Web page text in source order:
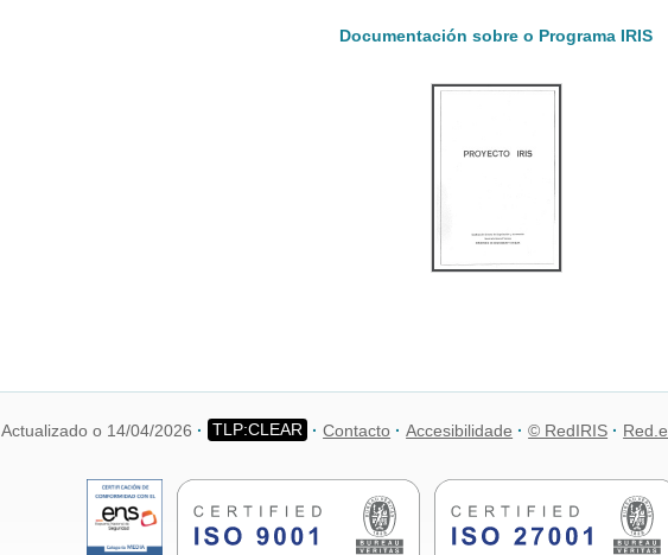
Documentación sobre o Programa IRIS
Actualizado o 14/04/2026 Contacto Accesibilidade © RedIRIS